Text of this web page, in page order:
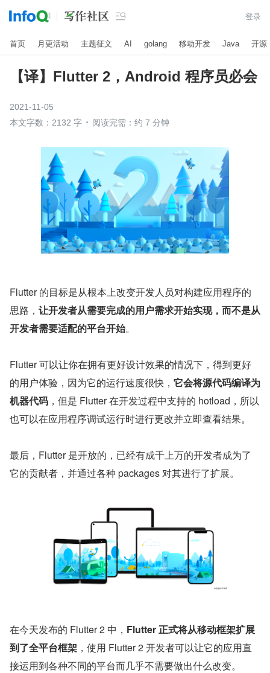
 登录
首页 月更活动 主题征文 AI golang 移动开发 Java 开源
【译】Flutter 2，Android 程序员必会
2021-11-05
本文字数：2132 字
阅读完需：约 7 分钟
Flutter 的目标是从根本上改变开发人员对构建应用程序的
思路， 让开发者从需要完成的用户需求开始实现，而不是从
开发者需要适配的平台开始。
Flutter 可以让你在拥有更好设计效果的情况下，得到更好
的用户体验，因为它的运行速度很快， 它会将源代码编译为
机器代码 ，但是 Flutter 在开发过程中支持的 hotload，所以
也可以在应用程序调试运行时进行更改并立即查看结果。
最后，Flutter 是开放的，已经有成千上万的开发者成为了
它的贡献者，并通过各种 packages 对其进行了扩展。
在今天发布的 Flutter 2 中， Flutter 正式将从移动框架扩展
到了全平台框架 ，使用 Flutter 2 开发者可以让它的应用直
接运用到各种不同的平台而几乎不需要做出什么改变。